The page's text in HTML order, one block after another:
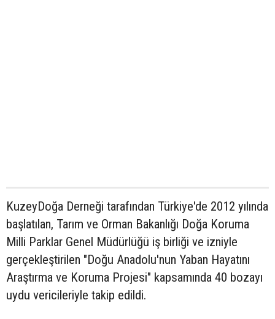
KuzeyDoğa Derneği tarafından Türkiye'de 2012 yılında
başlatılan, Tarım ve Orman Bakanlığı Doğa Koruma
Milli Parklar Genel Müdürlüğü iş birliği ve izniyle
gerçekleştirilen "Doğu Anadolu'nun Yaban Hayatını
Araştırma ve Koruma Projesi" kapsamında 40 bozayı
uydu vericileriyle takip edildi.